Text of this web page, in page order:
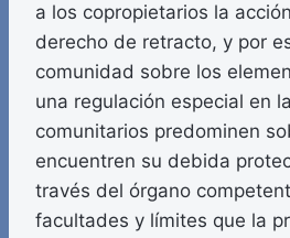
a los copropietarios la
derecho de retracto, y por
comunidad sobre los
una regulación especial en
comunitarios predominen
encuentren su debida
través del órgano
facultades y límites que la